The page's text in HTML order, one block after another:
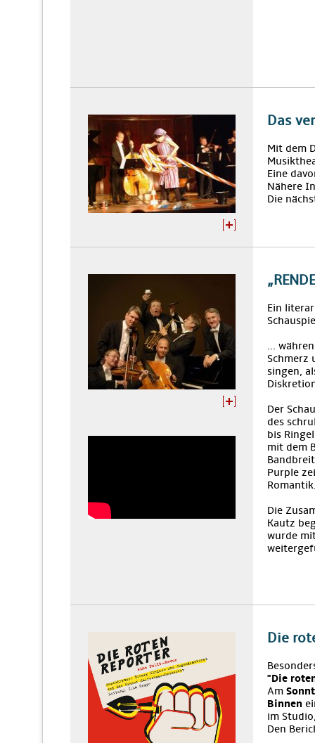
Das
Mit dem
Eine
Nähere
Die
Ein
...
Schmerz
singen,
Der
des
bis
mit dem
Purple
Die
Kautz
wurde
Die
"Die
Am
Binnen
im
Den